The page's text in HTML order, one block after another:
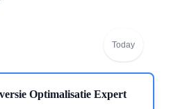
Today
Optimalisatie Expert